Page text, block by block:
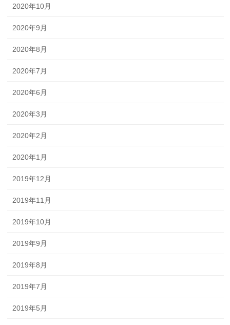
2020年10月
2020年9月
2020年8月
2020年7月
2020年6月
2020年3月
2020年2月
2020年1月
2019年12月
2019年11月
2019年10月
2019年9月
2019年8月
2019年7月
2019年5月